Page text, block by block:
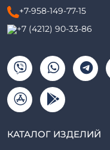
+7-958-149-77-15
+7 (4212) 90-33-86
КАТАЛОГ ИЗДЕЛИЙ